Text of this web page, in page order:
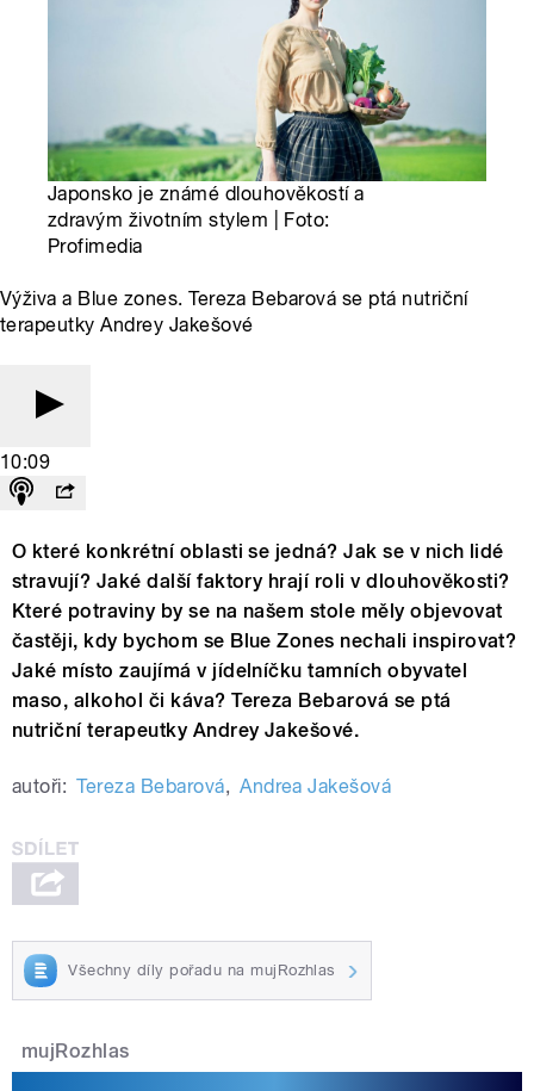
Japonsko je známé dlouhověkostí a
zdravým životním stylem | Foto:
Profimedia
Výživa a Blue zones. Tereza Bebarová se ptá nutriční
terapeutky Andrey Jakešové
10:09
O které konkrétní oblasti se jedná? Jak se v nich lidé
stravují? Jaké další faktory hrají roli v dlouhověkosti?
Které potraviny by se na našem stole měly objevovat
častěji, kdy bychom se Blue Zones nechali inspirovat?
Jaké místo zaujímá v jídelníčku tamních obyvatel
maso, alkohol či káva? Tereza Bebarová se ptá
nutriční terapeutky Andrey Jakešové.
autoři: Tereza Bebarová, Andrea Jakešová
Všechny díly pořadu na mujRozhlas
mujRozhlas